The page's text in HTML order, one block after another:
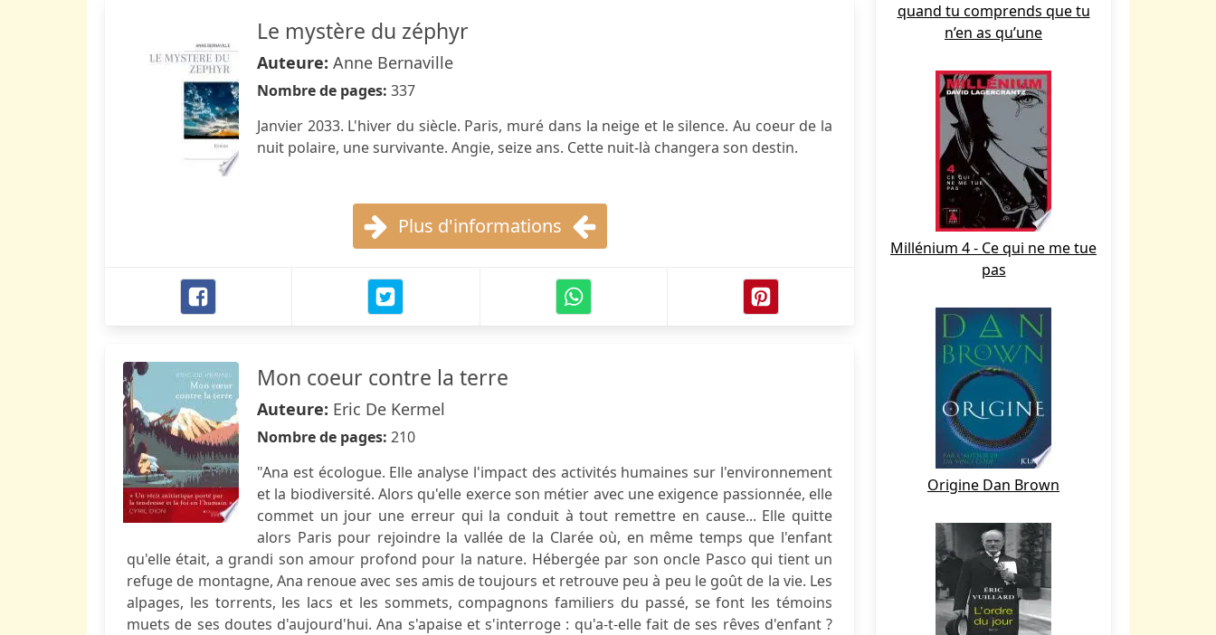
Le mystère du zéphyr
Auteure: Anne Bernaville
Nombre de pages: 337
Janvier 2033. L'hiver du siècle. Paris, muré dans la neige et le silence. Au coeur de la
nuit polaire, une survivante. Angie, seize ans. Cette nuit-là changera son destin.
Plus d'informations
Mon coeur contre la terre
Auteure: Eric De Kermel
Nombre de pages: 210
"Ana est écologue. Elle analyse l'impact des activités humaines sur l'environnement
et la biodiversité. Alors qu'elle exerce son métier avec une exigence passionnée, elle
commet un jour une erreur qui la conduit à tout remettre en cause... Elle quitte
alors Paris pour rejoindre la vallée de la Clarée où, en même temps que l'enfant
qu'elle était, a grandi son amour profond pour la nature. Hébergée par son oncle Pasco qui tient un
refuge de montagne, Ana renoue avec ses amis de toujours et retrouve peu à peu le goût de la vie. Les
alpages, les torrents, les lacs et les sommets, compagnons familiers du passé, se font les témoins
muets de ses doutes d'aujourd'hui. Ana s'apaise et s'interroge : qu'a-t-elle fait de ses rêves d'enfant ?
quand tu comprends que tu
n’en as qu’une
Millénium 4 - Ce qui ne me tue
pas
Origine Dan Brown